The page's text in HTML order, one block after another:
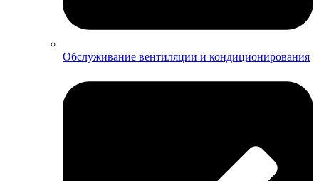
Обслуживание вентиляции и кондиционирования